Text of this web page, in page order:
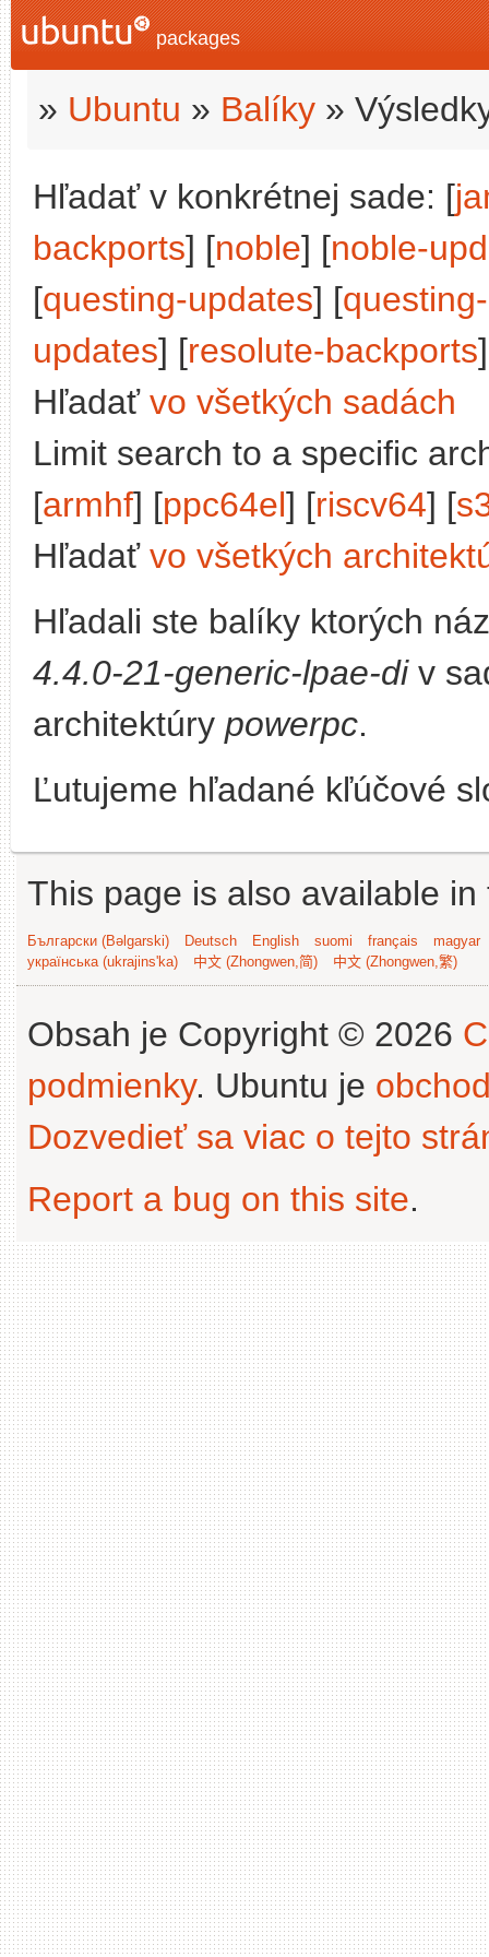
packages
» Ubuntu » Balíky »
Hľadať v konkrétnej sade: [
backports] [noble] [noble-
[questing-updates] [
updates] [resolute-backports
Hľadať vo všetkých sadách
Limit search to a specific
[armhf] [ppc64el] [riscv64] [
Hľadať vo všetkých
Hľadali ste balíky ktorých
4.4.0-21-generic-lpae-div
architektúry powerpc.
Ľutujeme hľadané kľúčové
This page is also available
Български (Bəlgarski) Deutsch English suomi français
magyar
українська (ukrajins'ka)
中文 (Zhongwen,简) 中文 (Zhongwen,繁)
Obsah je Copyright © 2026
podmienky. Ubuntu je
Dozvedieť sa viac o tejto
Report a bug on this site.